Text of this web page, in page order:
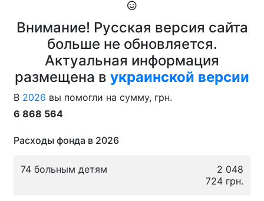
Внимание! Русская версия сайта
больше не обновляется.
Актуальная информация
размещена в украинской версии
В 2026 вы помогли на сумму, грн.
6 868 564
Расходы фонда в 2026
74 больным детям
2 048
724 грн.